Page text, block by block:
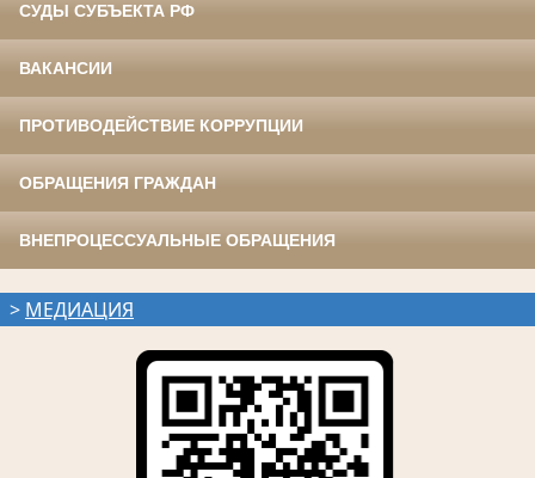
СУДЫ СУБЪЕКТА РФ
ВАКАНСИИ
ПРОТИВОДЕЙСТВИЕ КОРРУПЦИИ
ОБРАЩЕНИЯ ГРАЖДАН
ВНЕПРОЦЕССУАЛЬНЫЕ ОБРАЩЕНИЯ
> МЕДИАЦИЯ